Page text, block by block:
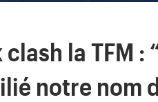
la TFM :
notre nom